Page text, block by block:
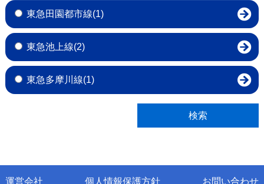
東急田園都市線(1)
東急池上線(2)
東急多摩川線(1)
運営会社 個人情報保護方針 お問い合わせ